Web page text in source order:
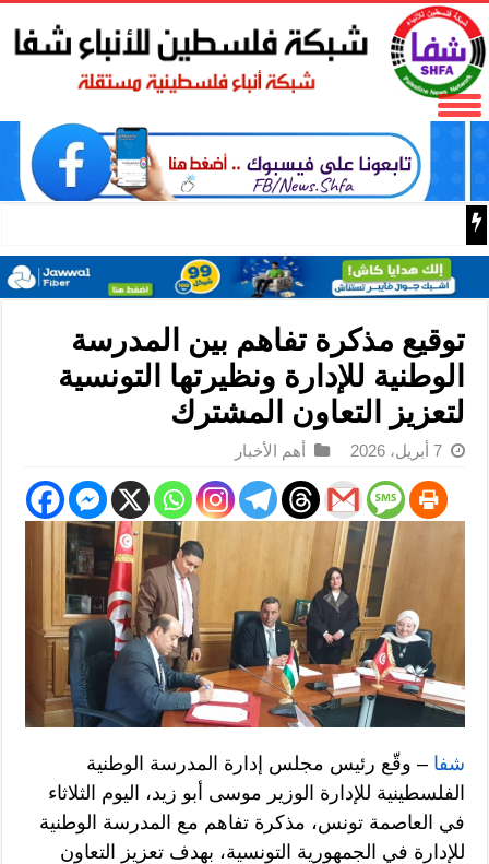
قوى رام الله والبيرة تدعو لحوار وطني شامل يضم الجميع
توقيع مذكرة تفاهم بين المدرسة
الوطنية للإدارة ونظيرتها التونسية
لتعزيز التعاون المشترك
7 أبريل، 2026 أهم الأخبار
شفا – وقّع رئيس مجلس إدارة المدرسة الوطنية
الفلسطينية للإدارة الوزير موسى أبو زيد، اليوم الثلاثاء
في العاصمة تونس، مذكرة تفاهم مع المدرسة الوطنية
للإدارة في الجمهورية التونسية، بهدف تعزيز التعاون